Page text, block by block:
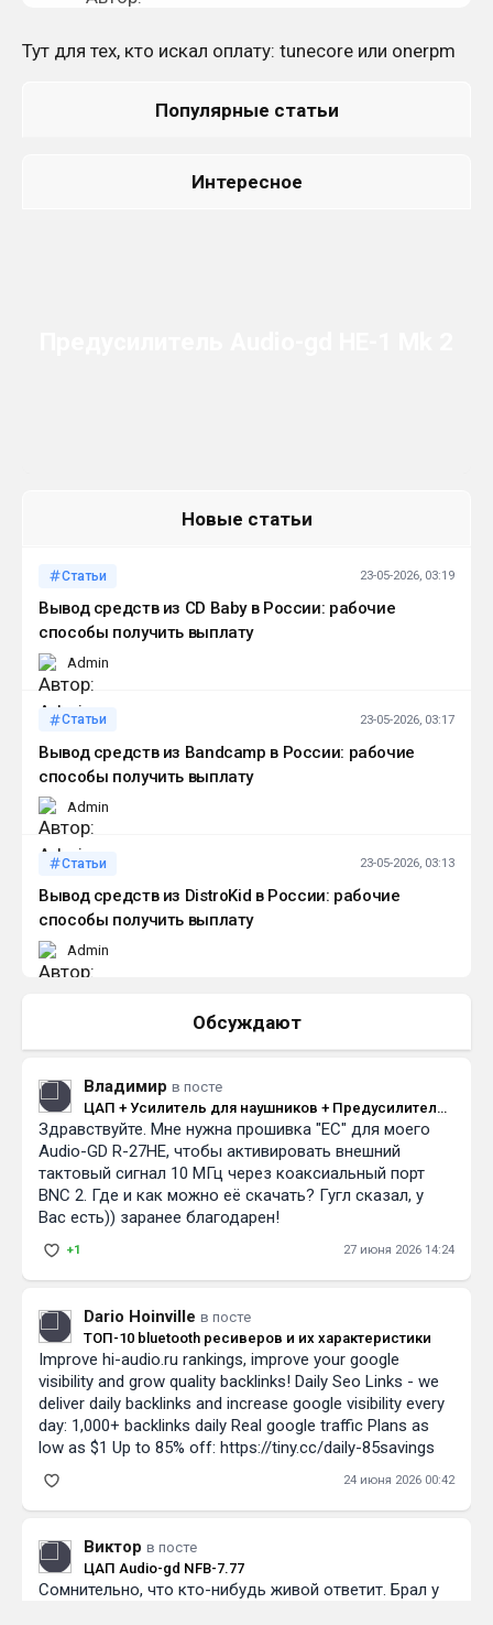
Тут для тех, кто искал оплату: tunecore или onerpm
Популярные статьи
Интересное
Новые статьи
Статьи 23-05-2026, 03:19
Вывод средств из CD Baby в России: рабочие
способы получить выплату
Admin
Статьи 23-05-2026, 03:17
Вывод средств из Bandcamp в России: рабочие
способы получить выплату
Admin
Статьи 23-05-2026, 03:13
Вывод средств из DistroKid в России: рабочие
способы получить выплату
Admin
Обсуждают
Владимир в посте
ЦАП + Усилитель для наушников + Предусилитель
Audio-gd R-27HE
Здравствуйте. Мне нужна прошивка "EC" для моего
Audio-GD R-27HE, чтобы активировать внешний
тактовый сигнал 10 МГц через коаксиальный порт
BNC 2. Где и как можно её скачать? Гугл сказал, у
Вас есть)) заранее благодарен!
+1 27 июня 2026 14:24
Dario Hoinville в посте
ТОП-10 bluetooth ресиверов и их характеристики
Improve hi-audio.ru rankings, improve your google
visibility and grow quality backlinks! Daily Seo Links - we
deliver daily backlinks and increase google visibility every
day: 1,000+ backlinks daily Real google traffic Plans as
low as $1 Up to 85% off: https://tiny.cc/daily-85savings
24 июня 2026 00:42
Виктор в посте
ЦАП Audio-gd NFB-7.77
Сомнительно, что кто-нибудь живой ответит. Брал у